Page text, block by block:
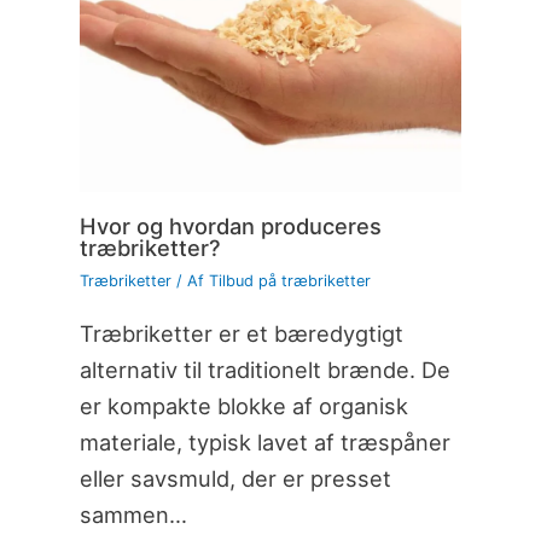
Hvor og hvordan produceres
træbriketter?
Træbriketter/ Af Tilbud på træbriketter
Træbriketter er et bæredygtigt
alternativ til traditionelt brænde. De
er kompakte blokke af organisk
materiale, typisk lavet af træspåner
eller savsmuld, der er presset
sammen…